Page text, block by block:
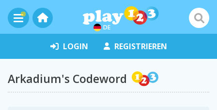
DE
LOGIN REGISTRIEREN
Arkadium's Codeword